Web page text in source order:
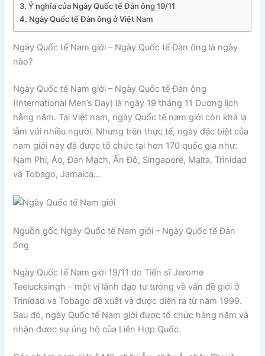
Ý nghĩa của Ngày Quốc tế Đàn ông 19/11
Ngày Quốc tế Đàn ông ở Việt Nam
Ngày Quốc tế Nam giới – Ngày Quốc tế Đàn ông là ngày
nào?
Ngày Quốc tế Nam giới – Ngày Quốc tế Đàn ông
(International Men’s Day) là ngày 19 tháng 11 Dương lịch
hằng năm. Tại Việt nam, ngày Quốc tế nam giới còn khá lạ
lẫm với nhiều người. Nhưng trên thực tế, ngày đặc biệt của
nam giới này đã được tổ chức tại hơn 170 quốc gia như:
Nam Phi, Áo, Đan Mạch, Ấn Độ, Singapore, Malta, Trinidad
và Tobago, Jamaica…
Nguồn gốc Ngày Quốc tế Nam giới – Ngày Quốc tế Đàn
ông
Ngày Quốc tế Nam giới 19/11 do Tiến sĩ Jerome
Teelucksingh – một vị lãnh đạo tư tưởng về vấn đề giới ở
Trinidad và Tobago đề xuất và được diễn ra từ năm 1999.
Sau đó, ngày Quốc tế Nam giới được tổ chức hàng năm và
nhận được sự ủng hộ của Liên Hợp Quốc.